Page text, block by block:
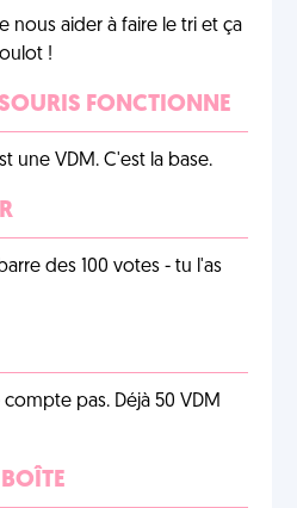
nous aider à faire le tri et ça
!
FONCTIONNE
une VDM. C'est la base.
des 100 votes - tu l'as
pas. Déjà 50 VDM